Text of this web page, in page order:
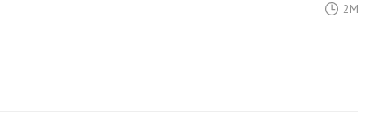
2M